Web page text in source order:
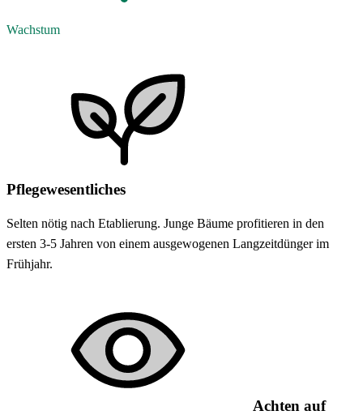
Wachstum
Pflegewesentliches
Selten nötig nach Etablierung. Junge Bäume profitieren in den
ersten 3-5 Jahren von einem ausgewogenen Langzeitdünger im
Frühjahr.
Achten auf